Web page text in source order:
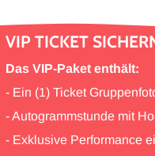
VIP TICKET
Das VIP-Paket enthält:
- Ein (1) Ticket
- Autogrammstunde mit
- Exklusive Performance